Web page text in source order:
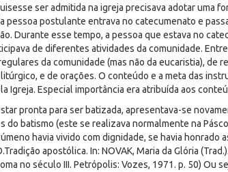
ser admitida na igreja precisava adotar uma
pessoa postulante entrava no catecumenato e
Durante esse tempo, a pessoa que estava no
de diferentes atividades da comunidade.
da comunidade (mas não da eucaristia), de
e de orações. O conteúdo e a meta das
Igreja. Especial importância era atribuída aos
pronta para ser batizada, apresentava-se
do batismo (este se realizava normalmente na
havia vivido com dignidade, se havia honrado
apostólica. In: NOVAK, Maria da Glória
no século III. Petrópolis: Vozes, 1971. p. 50) Ou